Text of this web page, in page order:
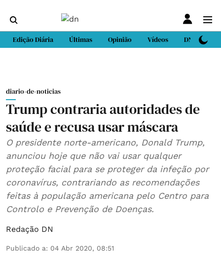
Edição Diária Últimas Opinião Vídeos DN Sport
diario-de-noticias
Trump contraria autoridades de
saúde e recusa usar máscara
O presidente norte-americano, Donald Trump,
anunciou hoje que não vai usar qualquer
proteção facial para se proteger da infeção por
coronavírus, contrariando as recomendações
feitas à população americana pelo Centro para
Controlo e Prevenção de Doenças.
Redação DN
Publicado a: 04 Abr 2020, 08:51